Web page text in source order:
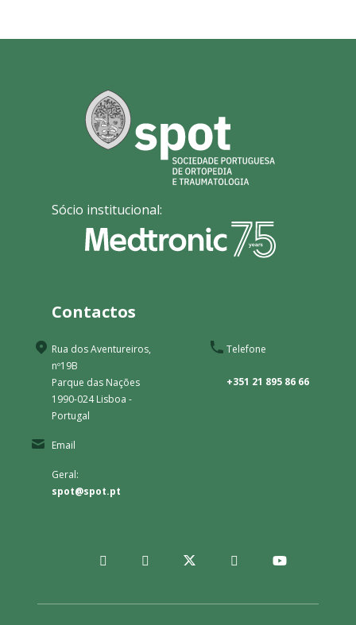
Sócio institucional:
Contactos
Rua dos Aventureiros,
nº19B
Parque das Nações
1990-024 Lisboa -
Portugal
Telefone
+351 21 895 86 66
Email
Geral:
spot@spot.pt